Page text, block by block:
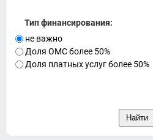
Тип финансирования:
не важно
Доля ОМС более 50%
Доля платных услуг более 50%